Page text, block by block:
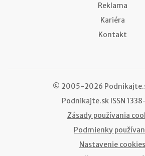
Reklama
Kariéra
Kontakt
© 2005-2026
Podnikajte.sk ISSN
Zásady používania
Podmienky
Nastavenie cookies